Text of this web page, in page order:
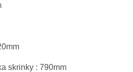
skrinky : 790mm